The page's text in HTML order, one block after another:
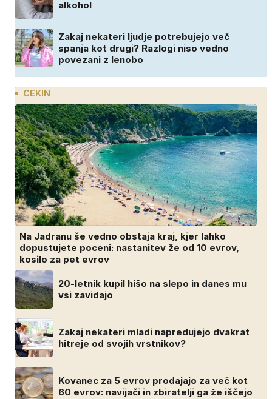
alkohol
Zakaj nekateri ljudje potrebujejo več
spanja kot drugi? Razlogi niso vedno
povezani z lenobo
CEKIN
Na Jadranu še vedno obstaja kraj, kjer lahko
dopustujete poceni: nastanitev že od 10 evrov,
kosilo za pet evrov
20-letnik kupil hišo na slepo in danes mu
vsi zavidajo
Zakaj nekateri mladi napredujejo dvakrat
hitreje od svojih vrstnikov?
Kovanec za 5 evrov prodajajo za več kot
60 evrov: navijači in zbiratelji ga že iščejo